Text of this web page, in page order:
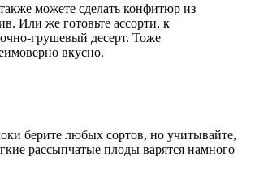
можете сделать конфитюр из
Или же готовьте ассорти, к
грушевый десерт. Тоже
вкусно.
берите любых сортов, но учитывайте,
рассыпчатые плоды варятся намного